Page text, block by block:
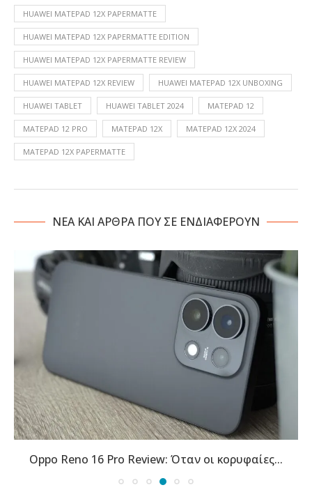
HUAWEI MATEPAD 12X PAPERMATTE
HUAWEI MATEPAD 12X PAPERMATTE EDITION
HUAWEI MATEPAD 12X PAPERMATTE REVIEW
HUAWEI MATEPAD 12X REVIEW HUAWEI MATEPAD 12X UNBOXING
HUAWEI TABLET HUAWEI TABLET 2024 MATEPAD 12
MATEPAD 12 PRO MATEPAD 12X MATEPAD 12X 2024
MATEPAD 12X PAPERMATTE
NΕΑ ΚΑΙ ΑΡΘΡΑ ΠΟΥ ΣΕ ΕΝΔΙΑΦΕΡΟΥΝ
Xiaomi 17 Ultra και Android 17: Η αθόρυβη...